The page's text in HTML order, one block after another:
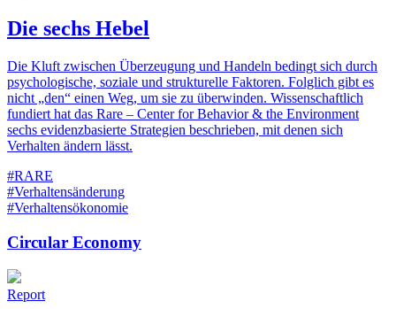
Die sechs Hebel
Die Kluft zwischen Überzeugung und Handeln bedingt sich durch
psychologische, soziale und strukturelle Faktoren. Folglich gibt es
nicht „den“ einen Weg, um sie zu überwinden. Wissenschaftlich
fundiert hat das Rare – Center for Behavior & the Environment
sechs evidenzbasierte Strategien beschrieben, mit denen sich
Verhalten ändern lässt.
#RARE
#Verhaltensänderung
#Verhaltensökonomie
Circular Economy
Report